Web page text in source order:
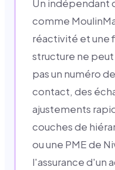
Un indépendant
comme
réactivité et une
structure ne peut
pas un numéro
contact, des
ajustements
couches de
ou une PME de
l'assurance d'un